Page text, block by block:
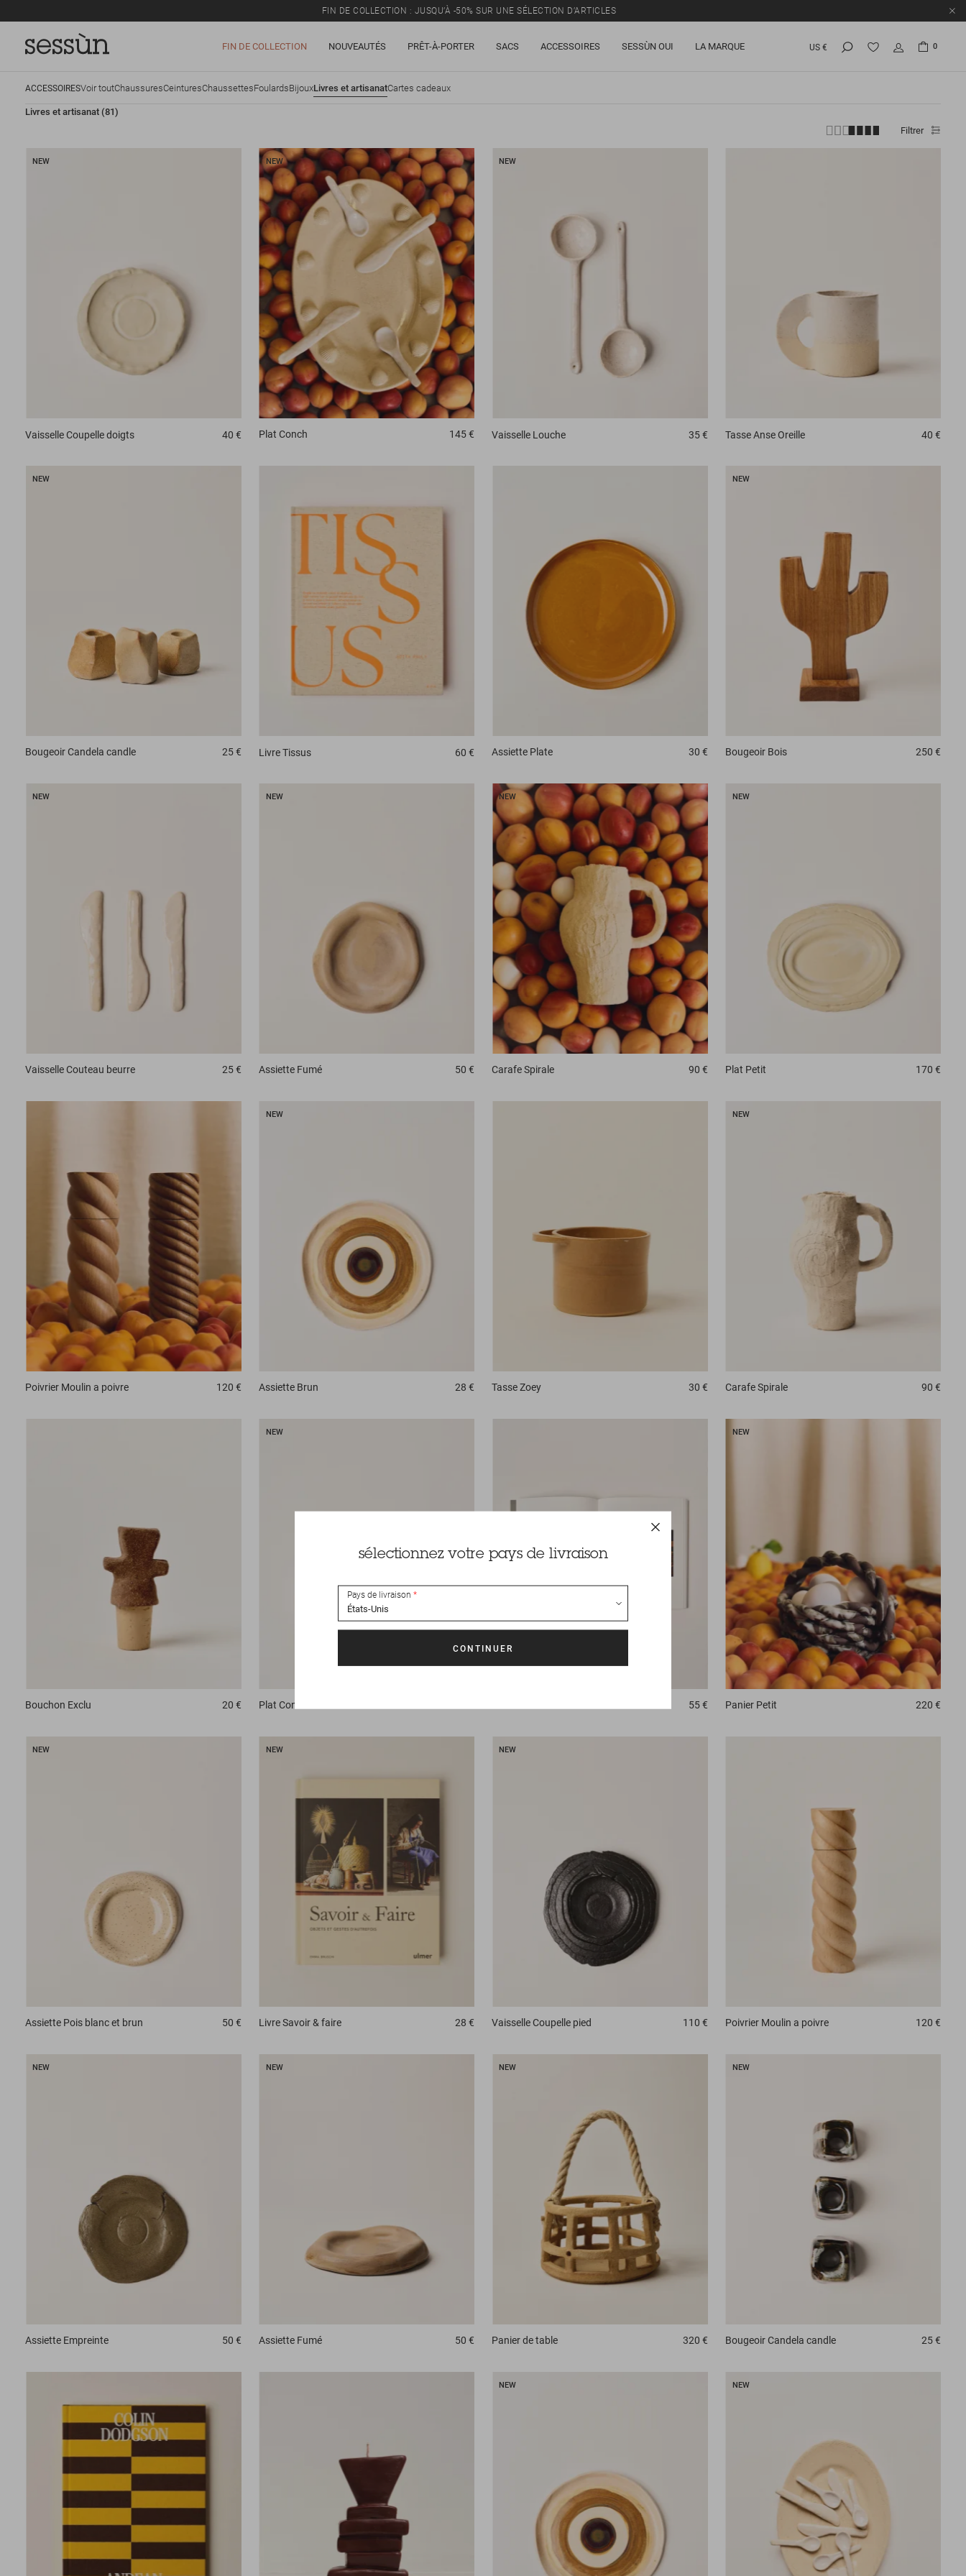
FIN DE COLLECTION : JUSQU’À -50% SUR UNE SÉLECTION D’ARTICLES
FIN DE COLLECTION NOUVEAUTÉS PRÊT-À-PORTER SACS ACCESSOIRES SESSÙN OUI LA MARQUE US € 0
ACCESSOIRESVoir toutChaussuresCeinturesChaussettesFoulardsBijouxLivres et artisanatCartes cadeaux
Livres et artisanat (81)
Filtrer
NEW
VaisselleCoupelle doigts 40 €
NEW
Plat Conch 145 €
NEW
Vaisselle Louche 35 € Tasse Anse Oreille 40 €
NEW
BougeoirCandela candle 25 € Livre Tissus 60 € Assiette Plate 30 €
NEW
Bougeoir Bois 250 €
NEW
VaisselleCouteau beurre 25 €
NEW
Assiette Fumé 50 €
NEW
CarafeSpirale 90 €
NEW
Plat Petit 170 €
Poivrier Moulin a poivre 120 €
NEW
Assiette Brun 28 € TasseZoey 30 €
NEW
Carafe Spirale 90 €
Bouchon Exclu 20 €
NEW
Plat Conch 55 €
NEW
Panier Petit 220 €
NEW
Assiette Pois blanc et brun 50 €
NEW
Livre Savoir & faire 28 €
NEW
VaisselleCoupelle pied 110 € Poivrier Moulin a poivre 120 €
NEW
Assiette Empreinte 50 €
NEW
Assiette Fumé 50 €
NEW
Panierde table 320 €
NEW
Bougeoir Candela candle 25 €
NEW NEW
sélectionnez votre pays de livraison
Pays de livraison